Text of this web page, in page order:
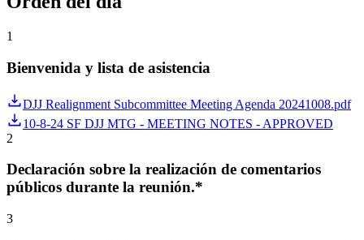
1
Bienvenida y lista de asistencia
DJJ Realignment Subcommittee Meeting Agenda 20241008.pdf
10-8-24 SF DJJ MTG - MEETING NOTES - APPROVED
2
Declaración sobre la realización de comentarios
públicos durante la reunión.*
3